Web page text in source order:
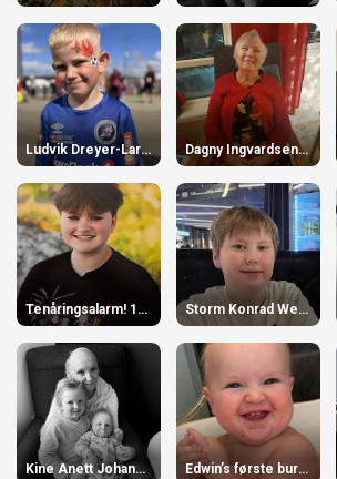
Ludvik Dreyer-Larsen 7 år Dagny Ingvardsen 90 år
Tenåringsalarm! 13 år Storm Konrad Wensel 14 år
Kine Anett Johansen 34 år Edwin’s første bursdag 5 Juli 1 år